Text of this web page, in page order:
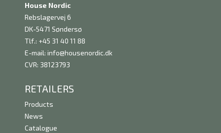
House Nordic
Rebslagervej 6
DK-5471 Søndersø
Tlf.: +45 31 40 11 88
E-mail: info@housenordic.dk
CVR: 38123793
RETAILERS
Products
News
Catalogue